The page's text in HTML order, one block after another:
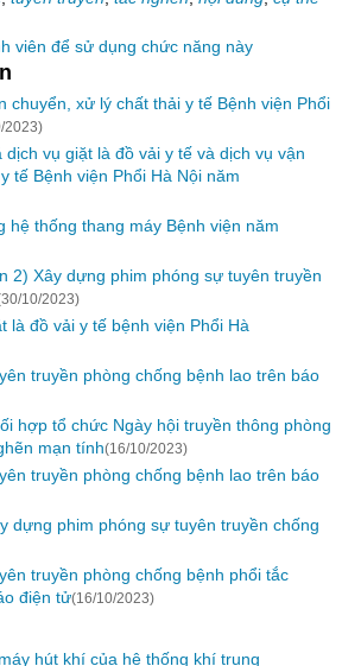
viên để sử dụng chức năng này
chuyển, xử lý chất thải y tế Bệnh viện Phổi
2023)
vụ giặt là đồ vải y tế và dịch vụ vận
tế Bệnh viện Phổi Hà Nội năm
hệ thống thang máy Bệnh viện năm
2) Xây dựng phim phóng sự tuyên truyền
10/2023)
là đồ vải y tế bệnh viện Phổi Hà
truyền phòng chống bệnh lao trên báo
hợp tổ chức Ngày hội truyền thông phòng
mạn tính(16/10/2023)
truyền phòng chống bệnh lao trên báo
dựng phim phóng sự tuyên truyền chống
truyền phòng chống bệnh phổi tắc
điện tử(16/10/2023)
hút khí của hệ thống khí trung